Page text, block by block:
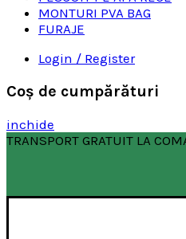
MONTURI PVA BAG
FURAJE
Login / Register
Coş de cumpărături
inchide
TRANSPORT GRATUIT LA